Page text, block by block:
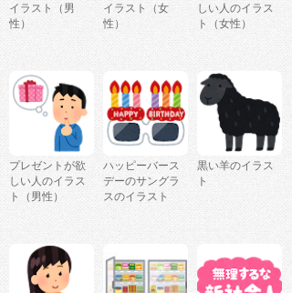
イラスト（男
性）
イラスト（女
性）
しい人のイラス
ト（女性）
プレゼントが欲
しい人のイラス
ト（男性）
ハッピーバース
デーのサングラ
スのイラスト
黒い羊のイラス
ト